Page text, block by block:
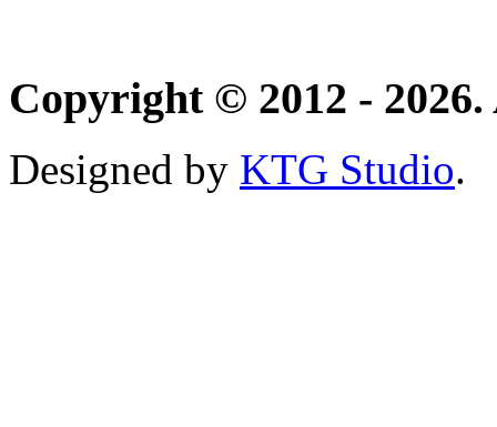
Copyright © 2012 -
Designed by KTG Studio.